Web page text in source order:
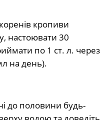
кропиви
настоювати 30
по 1 ст. л. через
на день).
до половини будь-